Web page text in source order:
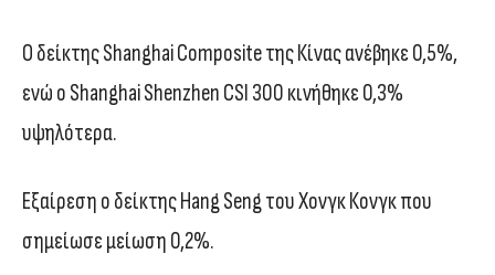
Ο δείκτης Shanghai Composite της Κίνας ανέβηκε 0,5%,
ενώ ο Shanghai Shenzhen CSI 300 κινήθηκε 0,3%
υψηλότερα.
Εξαίρεση ο δείκτης Hang Seng του Χονγκ Κονγκ που
σημείωσε μείωση 0,2%.